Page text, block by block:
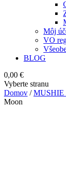
Môj
VO
BLOG
0,00 €
Vyberte stranu
Domov /MUSHIE
Moon